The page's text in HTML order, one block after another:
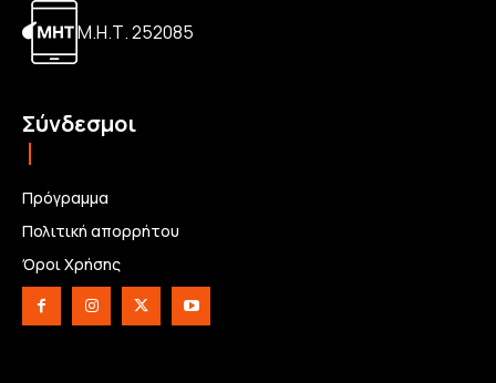
Μ.Η.Τ. 252085
Σύνδεσμοι
Πρόγραμμα
Πολιτική απορρήτου
Όροι Χρήσης